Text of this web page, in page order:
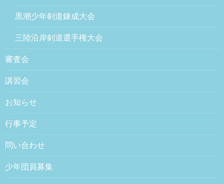
黒潮少年剣道錬成大会
三陸沿岸剣道選手権大会
審査会
講習会
お知らせ
行事予定
問い合わせ
少年団員募集